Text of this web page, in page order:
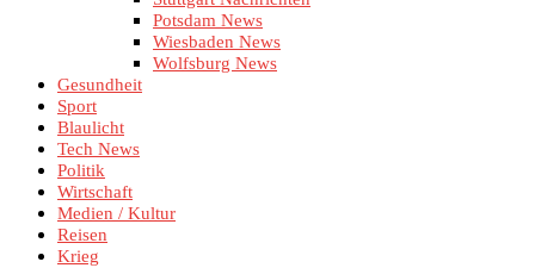
Potsdam News
Wiesbaden News
Wolfsburg News
Gesundheit
Sport
Blaulicht
Tech News
Politik
Wirtschaft
Medien / Kultur
Reisen
Krieg